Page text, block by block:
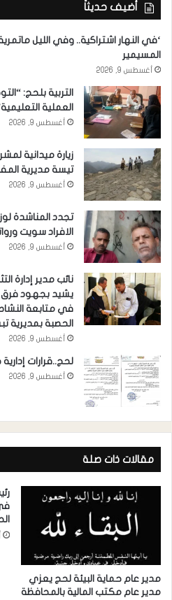
أضيف حديثاً
‘في النهار اشتراكية.. وفي الليل
المسيمير
أغسطس 9, 2026
التربية بلحج:
العملية
أغسطس 9, 2026
زيارة ميدانية
تيسة مديرية
أغسطس 9, 2026
تجدد المناشدة
الافراد سويت
أغسطس 9, 2026
نائب مدير إدارة
يشيد بجهود فرق
في متابعة
الحصبة بمديرية
أغسطس 9, 2026
لحج..قرارات
أغسطس 9, 2026
مقالات ذات صلة
مدير عام حماية البيئة لحج يعزي
مدير عام مكتب المالية بالمحافظة